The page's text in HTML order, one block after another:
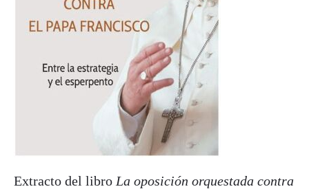
Extracto del libro La oposición orquestada contra